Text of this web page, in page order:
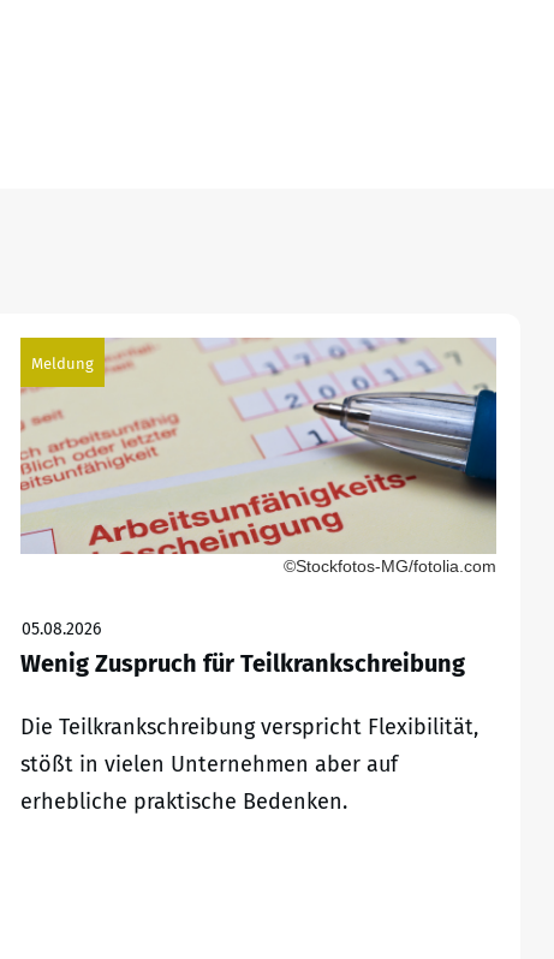
Meldung
©Stockfotos-MG/fotolia.com
05.08.2026
Wenig Zuspruch für Teilkrankschreibung
Die Teilkrankschreibung verspricht Flexibilität,
stößt in vielen Unternehmen aber auf
erhebliche praktische Bedenken.